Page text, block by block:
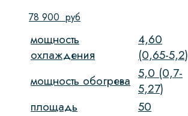
78 900 руб
мощность
охлаждения
4,60
(0,65-5,2)
мощность обогрева 5,0 (0,7-
5,27)
площадь
50